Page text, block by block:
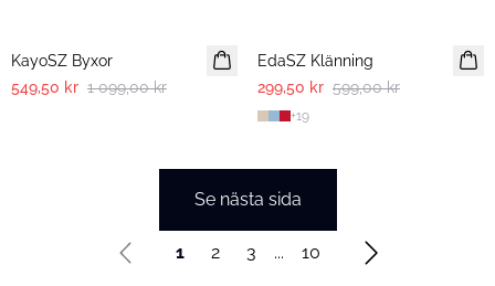
KayoSZ Byxor
549,50 kr 1 099,00 kr
EdaSZ Klänning
299,50 kr 599,00 kr
+19
Se nästa sida
1 2 3 ... 10